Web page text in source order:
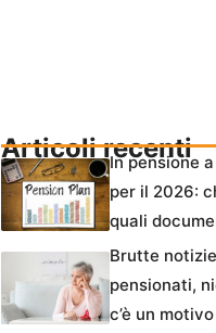
Articoli recenti
In pensione
per il 2026:
quali
Brutte
pensionati,
c’è un